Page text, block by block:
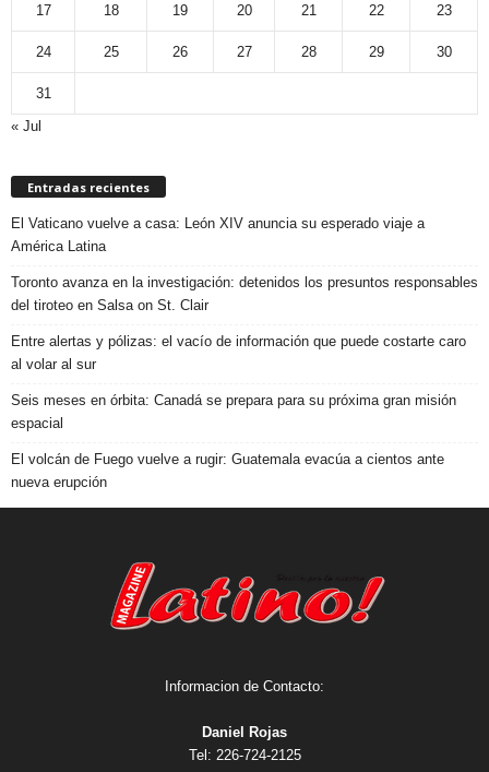
17 18 19 20 21 22 23
24 25 26 27 28 29 30
31
« Jul
Entradas recientes
El Vaticano vuelve a casa: León XIV anuncia su esperado viaje a
América Latina
Toronto avanza en la investigación: detenidos los presuntos responsables
del tiroteo en Salsa on St. Clair
Entre alertas y pólizas: el vacío de información que puede costarte caro
al volar al sur
Seis meses en órbita: Canadá se prepara para su próxima gran misión
espacial
El volcán de Fuego vuelve a rugir: Guatemala evacúa a cientos ante
nueva erupción
Informacion de Contacto:
Daniel Rojas
Tel: 226-724-2125